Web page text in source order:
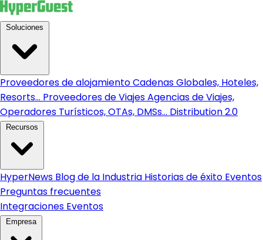
Proveedores de alojamientoCadenas Globales, Hoteles,
Resorts... Proveedores de ViajesAgencias de Viajes,
Operadores Turísticos, OTAs, DMSs... Distribution 2.0
HyperNews Blog de la Industria Historias de éxito Eventos
Preguntas frecuentes
Integraciones Eventos
Empresa